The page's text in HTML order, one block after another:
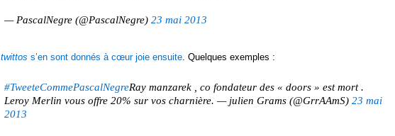
— PascalNegre (@PascalNegre) 23 mai 2013
twittos s’en sont donnés à cœur joie ensuite. Quelques exemples :
#TweeteCommePascalNegreRay manzarek , co fondateur des « doors » est mort .
Leroy Merlin vous offre 20% sur vos charnière. — julien Grams (@GrrAAmS) 23 mai
2013